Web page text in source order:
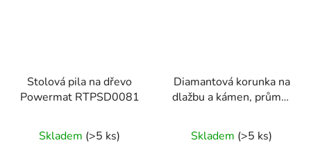
Stolová pila na dřevo
Powermat RTPSD0081
Skladem (>5 ks)
Diamantová korunka na
dlažbu a kámen, průměr
Skladem (>5 ks)